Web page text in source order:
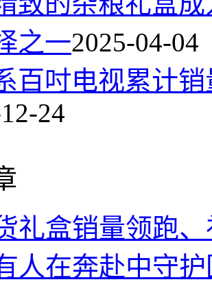
之一2025-04-04
百吋电视累计
24
礼盒销量领跑
人在奔赴中守